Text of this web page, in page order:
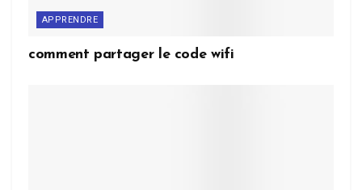
APPRENDRE
comment partager le code wifi